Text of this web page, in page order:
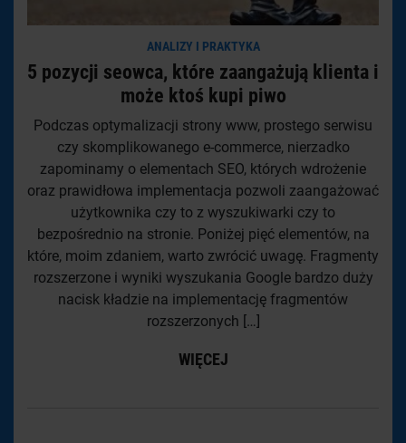
ANALIZY I PRAKTYKA
5 pozycji seowca, które zaangażują klienta i
może ktoś kupi piwo
Podczas optymalizacji strony www, prostego serwisu
czy skomplikowanego e-commerce, nierzadko
zapominamy o elementach SEO, których wdrożenie
oraz prawidłowa implementacja pozwoli zaangażować
użytkownika czy to z wyszukiwarki czy to
bezpośrednio na stronie. Poniżej pięć elementów, na
które, moim zdaniem, warto zwrócić uwagę. Fragmenty
rozszerzone i wyniki wyszukania Google bardzo duży
nacisk kładzie na implementację fragmentów
rozszerzonych […]
WIĘCEJ